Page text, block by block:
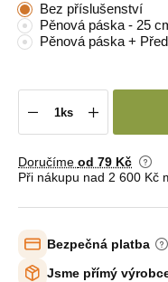
Bez příslušenství
Pěnová páska - 25
Pěnová páska +
Doručíme od 79 Kč
Při nákupu nad 2 600 Kč
Bezpečná platba
Jsme přímý